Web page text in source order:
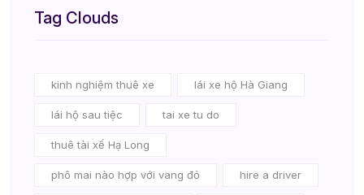
Tag Clouds
kinh nghiệm thuê xe lái xe hộ Hà Giang
lái hộ sau tiệc tai xe tu do
thuê tài xế Hạ Long
phô mai nào hợp với vang đỏ hire a driver